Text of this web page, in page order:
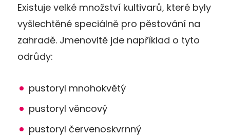
Existuje velké množství kultivarů, které byly
vyšlechtěné speciálně pro pěstování na
zahradě. Jmenovitě jde například o tyto
odrůdy:
pustoryl mnohokvětý
pustoryl věncový
pustoryl červenoskvrnný